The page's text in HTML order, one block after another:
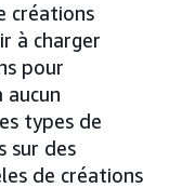
créations
à charger
pour
types de
sur des
de créations